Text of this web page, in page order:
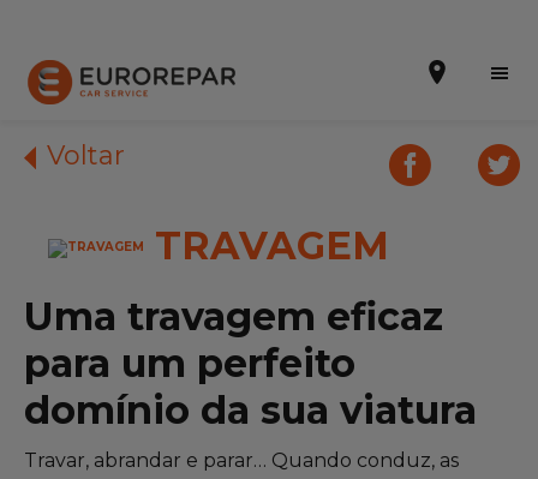
Efetuar uma marcação online
Orçamento online
A marca
Promoções
Noticias
Voltar
TRAVAGEM
Uma travagem eficaz
para um perfeito
domínio da sua viatura
Travar, abrandar e parar… Quando conduz, as